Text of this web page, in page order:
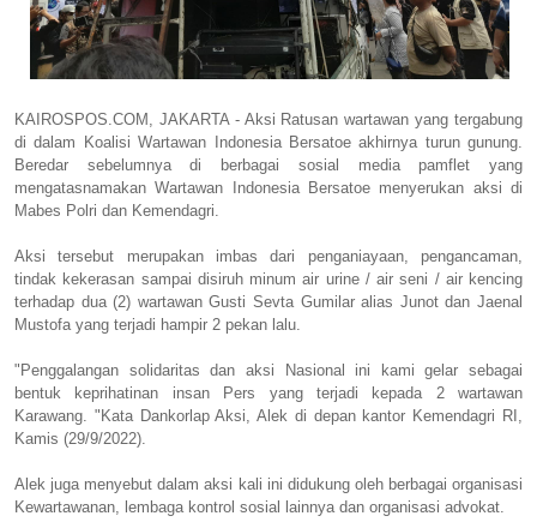
KAIROSPOS.COM, JAKARTA - Aksi Ratusan wartawan yang tergabung
di dalam Koalisi Wartawan Indonesia Bersatoe akhirnya turun gunung.
Beredar sebelumnya di berbagai sosial media pamflet yang
mengatasnamakan Wartawan Indonesia Bersatoe menyerukan aksi di
Mabes Polri dan Kemendagri.
Aksi tersebut merupakan imbas dari penganiayaan, pengancaman,
tindak kekerasan sampai disiruh minum air urine / air seni / air kencing
terhadap dua (2) wartawan Gusti Sevta Gumilar alias Junot dan Jaenal
Mustofa yang terjadi hampir 2 pekan lalu.
"Penggalangan solidaritas dan aksi Nasional ini kami gelar sebagai
bentuk keprihatinan insan Pers yang terjadi kepada 2 wartawan
Karawang. "Kata Dankorlap Aksi, Alek di depan kantor Kemendagri RI,
Kamis (29/9/2022).
Alek juga menyebut dalam aksi kali ini didukung oleh berbagai organisasi
Kewartawanan, lembaga kontrol sosial lainnya dan organisasi advokat.